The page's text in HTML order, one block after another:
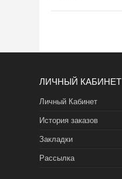
ЛИЧНЫЙ КАБИНЕТ
Личный Кабинет
История заказов
Закладки
Рассылка